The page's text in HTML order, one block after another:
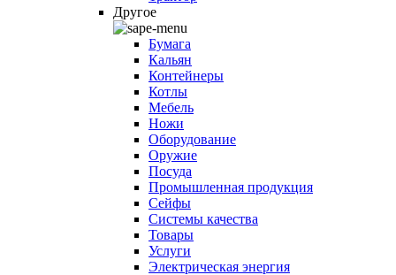
Другое
Бумага
Кальян
Контейнеры
Котлы
Мебель
Ножи
Оборудование
Оружие
Посуда
Промышленная продукция
Сейфы
Системы качества
Товары
Услуги
Электрическая энергия